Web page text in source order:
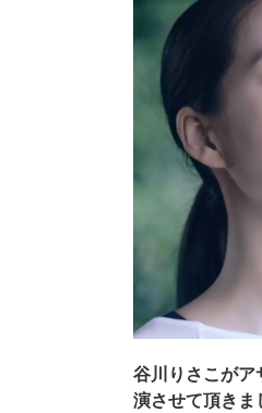
谷川りさこが
演させて頂きま